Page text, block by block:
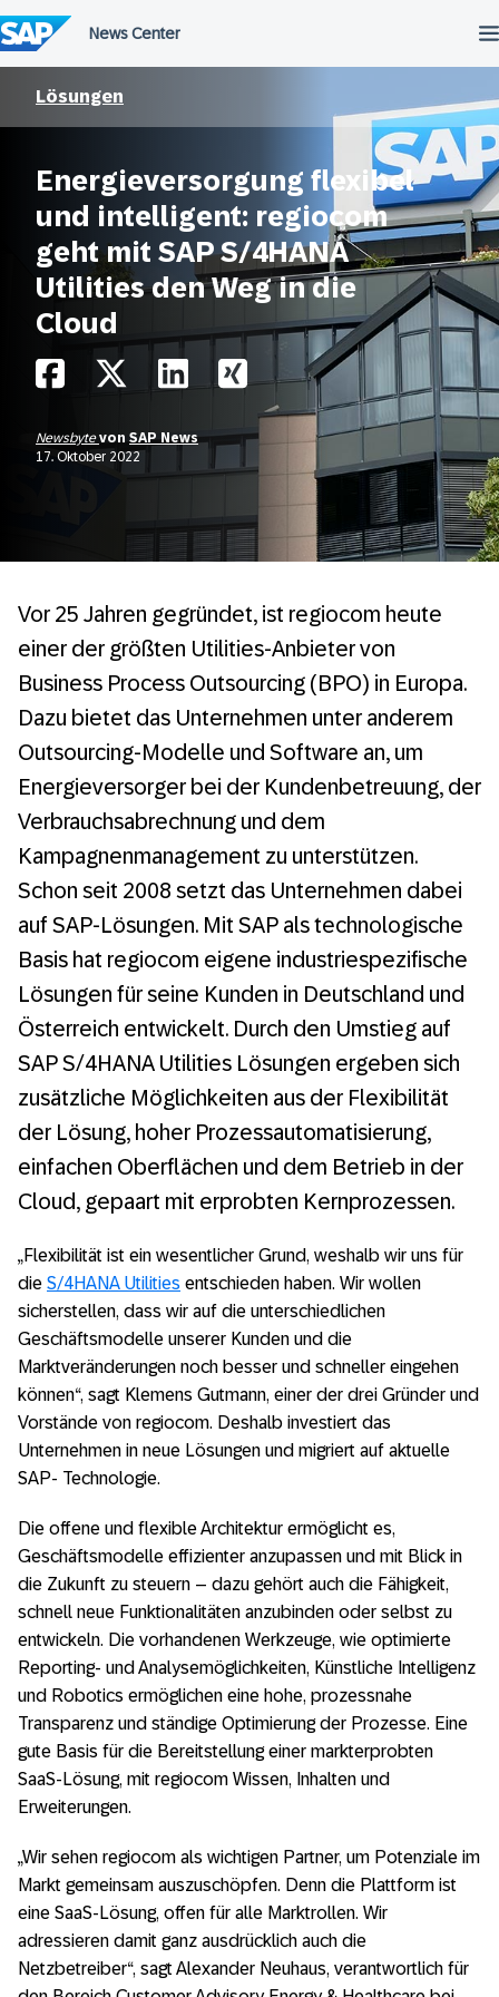
Lösungen
Energieversorgung flexibel
und intelligent: regiocom
geht mit SAP S/4HANA
Utilities den Weg in die
Cloud
Newsbytevon SAP News
17. Oktober 2022
Vor 25 Jahren gegründet, ist regiocom heute
einer der größten Utilities-Anbieter von
Business Process Outsourcing (BPO) in Europa.
Dazu bietet das Unternehmen unter anderem
Outsourcing-Modelle und Software an, um
Energieversorger bei der Kundenbetreuung, der
Verbrauchsabrechnung und dem
Kampagnenmanagement zu unterstützen.
Schon seit 2008 setzt das Unternehmen dabei
auf SAP-Lösungen. Mit SAP als technologische
Basis hat regiocom eigene industriespezifische
Lösungen für seine Kunden in Deutschland und
Österreich entwickelt. Durch den Umstieg auf
SAP S/4HANA Utilities Lösungen ergeben sich
zusätzliche Möglichkeiten aus der Flexibilität
der Lösung, hoher Prozessautomatisierung,
einfachen Oberflächen und dem Betrieb in der
Cloud, gepaart mit erprobten Kernprozessen.
„Flexibilität ist ein wesentlicher Grund, weshalb wir uns für
die S/4HANA Utilities entschieden haben. Wir wollen
sicherstellen, dass wir auf die unterschiedlichen
Geschäftsmodelle unserer Kunden und die
Marktveränderungen noch besser und schneller eingehen
können“, sagt Klemens Gutmann, einer der drei Gründer und
Vorstände von regiocom. Deshalb investiert das
Unternehmen in neue Lösungen und migriert auf aktuelle
SAP- Technologie.
Die offene und flexible Architektur ermöglicht es,
Geschäftsmodelle effizienter anzupassen und mit Blick in
die Zukunft zu steuern – dazu gehört auch die Fähigkeit,
schnell neue Funktionalitäten anzubinden oder selbst zu
entwickeln. Die vorhandenen Werkzeuge, wie optimierte
Reporting- und Analysemöglichkeiten, Künstliche Intelligenz
und Robotics ermöglichen eine hohe, prozessnahe
Transparenz und ständige Optimierung der Prozesse. Eine
gute Basis für die Bereitstellung einer markterprobten
SaaS-Lösung, mit regiocom Wissen, Inhalten und
Erweiterungen.
„Wir sehen regiocom als wichtigen Partner, um Potenziale im
Markt gemeinsam auszuschöpfen. Denn die Plattform ist
eine SaaS-Lösung, offen für alle Marktrollen. Wir
adressieren damit ganz ausdrücklich auch die
Netzbetreiber“, sagt Alexander Neuhaus, verantwortlich für